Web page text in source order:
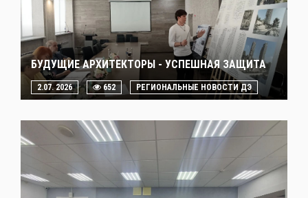
БУДУЩИЕ АРХИТЕКТОРЫ - УСПЕШНАЯ ЗАЩИТА
2.07. 2026 652 РЕГИОНАЛЬНЫЕ НОВОСТИ ДЭ